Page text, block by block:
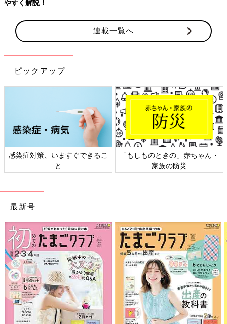
連載一覧へ
ピックアップ
・
日本外来小児科学会リーフレッ
六星占術 細木かおりさんの
相談
最新号